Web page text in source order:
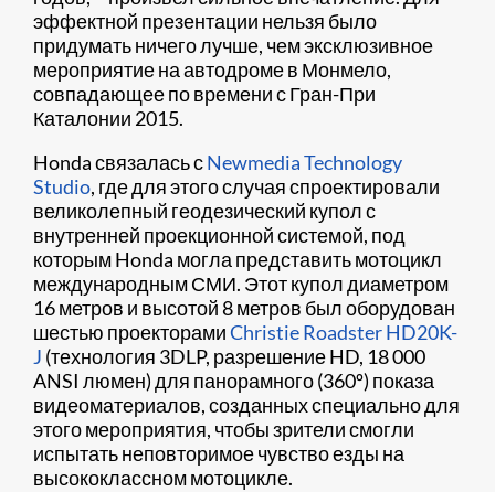
эффектной презентации нельзя было
придумать ничего лучше, чем эксклюзивное
мероприятие на автодроме в Монмело,
совпадающее по времени с Гран-При
Каталонии 2015.
Honda связалась сNewmedia Technology
Studio, где для этого случая спроектировали
великолепный геодезический купол с
внутренней проекционной системой, под
которым Honda могла представить мотоцикл
международным СМИ. Этот купол диаметром
16 метров и высотой 8 метров был оборудован
шестью проекторамиChristie Roadster HD20K-
J (технология 3DLP, разрешение HD, 18 000
ANSI люмен) для панорамного (360º) показа
видеоматериалов, созданных специально для
этого мероприятия, чтобы зрители смогли
испытать неповторимое чувство езды на
высококлассном мотоцикле.